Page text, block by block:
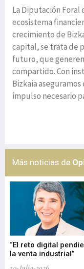
La Diputación Foral
ecosistema
crecimiento de
capital, se trata de
futuro, que
compartido. Con
Bizkaia
impulso necesario
Más noticias de
“El reto digital
la venta industrial”